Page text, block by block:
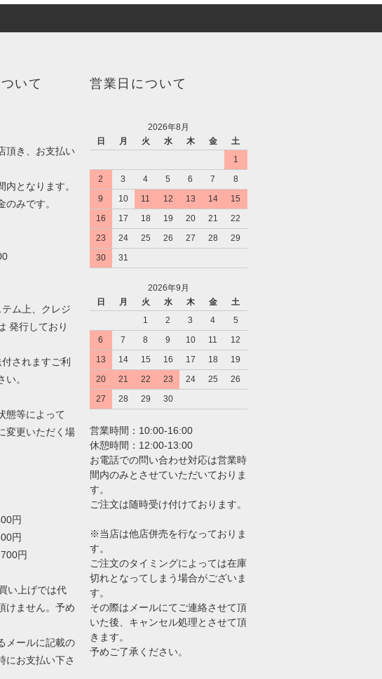
いて
頂き、お支払い
となります。
のみです。
ム上、クレジ
発行しており
されますご利
。
態等によって
変更いただく場
円
円
円
い上げでは代
けません。予め
メールに記載の
にお支払い下さ
営業日について
2026年8月
日
月 火 水 木 金
土
1
2
3 4 5 6 7
8
9
10 11 12 13 14
15
16
17 18 19 20 21
22
23
24 25 26 27 28
29
30
31
2026年9月
日
月 火 水 木 金
土
1
2 3 4
5
6
7 8 9 10 11
12
13
14 15 16 17 18
19
20
21 22 23 24 25
26
27
28 29 30
営業時間：10:00-16:00
休憩時間：12:00-13:00
お電話での問い合わせ対応は営業時
間内のみとさせていただいておりま
す。
ご注文は随時受け付けております。
※当店は他店併売を行なっておりま
す。
ご注文のタイミングによっては在庫
切れとなってしまう場合がございま
す。
その際はメールにてご連絡させて頂
いた後、キャンセル処理とさせて頂
きます。
予めご了承ください。